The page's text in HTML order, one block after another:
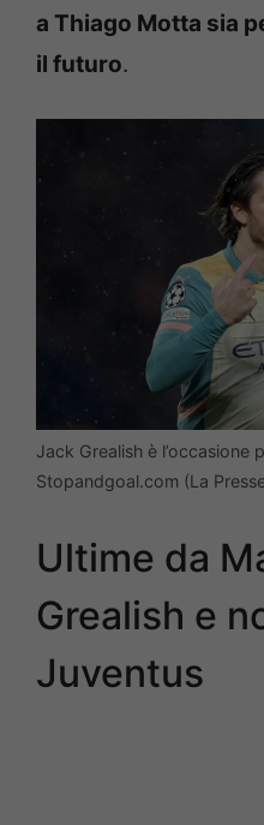
a Thiago Motta sia
il futuro.
Jack Grealish è l’occasione
Stopandgoal.com (La
Ultime da
Grealish e
Juventus